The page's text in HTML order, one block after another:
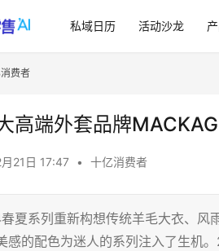
私域日历 活动沙龙
费者
高端外套品牌
21日 17:47 • 十亿消费者
夏系列重新构想传统羊毛大衣、风
感的配色为迷人的系列注入了生机